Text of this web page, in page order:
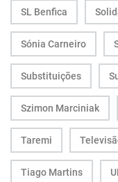
SL Benfica
Sónia Carneiro
Substituições
Szimon Marciniak
Taremi
Tiago Martins